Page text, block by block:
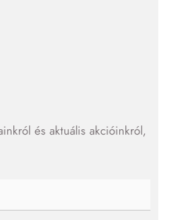
és aktuális akcióinkról,